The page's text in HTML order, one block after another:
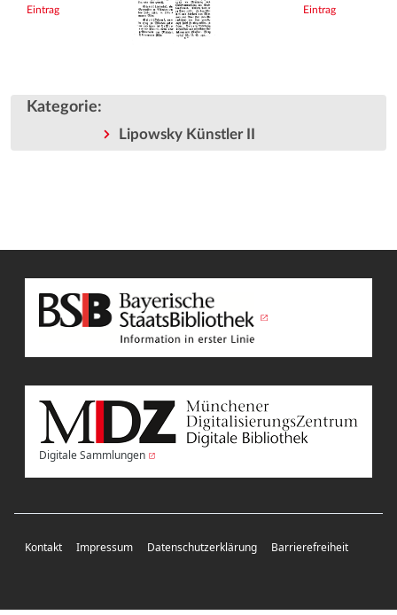
Eintrag
Eintrag
Kategorie:
Lipowsky Künstler II
Digitale Sammlungen
Kontakt Impressum Datenschutzerklärung Barrierefreiheit